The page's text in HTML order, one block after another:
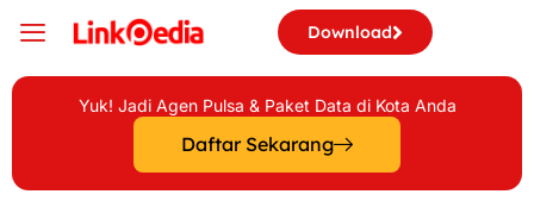
Download
Yuk! Jadi Agen Pulsa & Paket Data di Kota Anda
Daftar Sekarang